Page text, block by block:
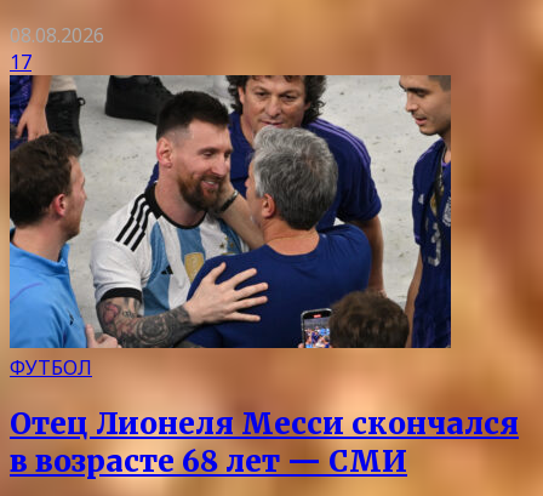
08.08.2026
17
ФУТБОЛ
Отец Лионеля Месси скончался
в возрасте 68 лет — СМИ